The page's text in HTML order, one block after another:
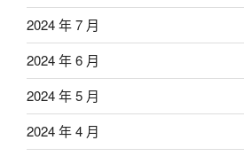
2024 年 7 月
2024 年 6 月
2024 年 5 月
2024 年 4 月